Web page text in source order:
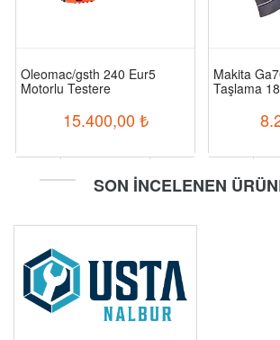
Oleomac/gsth 240 Eur5
Motorlu Testere
15.400,00 ₺
Makita
Taşlama
SON İNCELENEN